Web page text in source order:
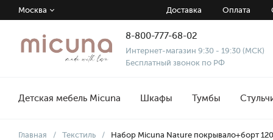
Москва Доставка Оплата
8-800-777-68-02
Интернет-магазин 9:30 - 19:30 (МСК)
Бесплатный звонок по РФ
Детская мебель Micuna Шкафы Тумбы
Главная / Текстиль / Набор Micuna Nature покрывало+борт